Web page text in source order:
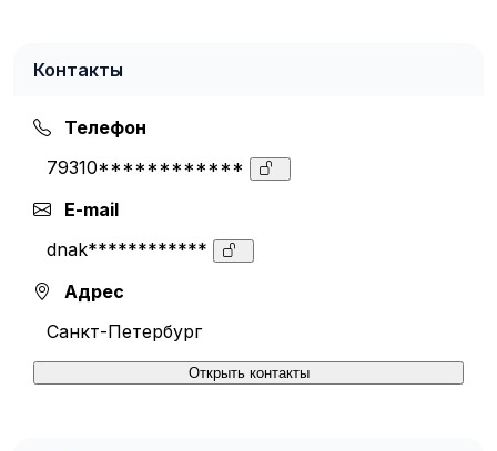
Контакты
Телефон
79310************
E-mail
dnak************
Адрес
Санкт-Петербург
Открыть контакты